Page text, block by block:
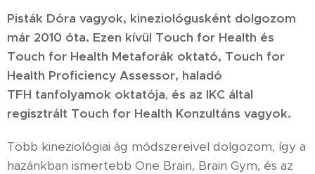
Pisták Dóra vagyok, kineziológusként dolgozom
már 2010 óta. Ezen kívül Touch for Health és
Touch for Health Metaforák oktató, Touch for
Health Proficiency Assessor, haladó
TFH tanfolyamok oktatója, és az IKC által
regisztrált Touch for Health Konzultáns vagyok.
Több kineziológiai ág módszereivel dolgozom, így a
hazánkban ismertebb One Brain, Brain Gym, és az